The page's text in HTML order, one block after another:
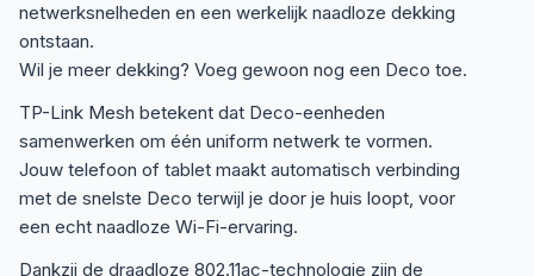
netwerksnelheden en een werkelijk naadloze dekking
ontstaan.
Wil je meer dekking? Voeg gewoon nog een Deco toe.
TP-Link Mesh betekent dat Deco-eenheden
samenwerken om één uniform netwerk te vormen.
Jouw telefoon of tablet maakt automatisch verbinding
met de snelste Deco terwijl je door je huis loopt, voor
een echt naadloze Wi-Fi-ervaring.
Dankzij de draadloze 802.11ac-technologie zijn de